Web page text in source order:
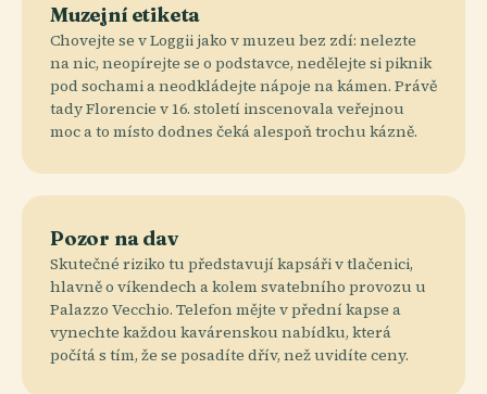
Muzejní etiketa
Chovejte se v Loggii jako v muzeu bez zdí: nelezte
na nic, neopírejte se o podstavce, nedělejte si piknik
pod sochami a neodkládejte nápoje na kámen. Právě
tady Florencie v 16. století inscenovala veřejnou
moc a to místo dodnes čeká alespoň trochu kázně.
Pozor na dav
Skutečné riziko tu představují kapsáři v tlačenici,
hlavně o víkendech a kolem svatebního provozu u
Palazzo Vecchio. Telefon mějte v přední kapse a
vynechte každou kavárenskou nabídku, která
počítá s tím, že se posadíte dřív, než uvidíte ceny.